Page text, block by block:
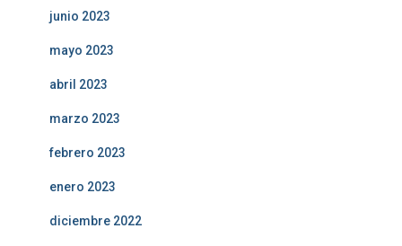
junio 2023
mayo 2023
abril 2023
marzo 2023
febrero 2023
enero 2023
diciembre 2022